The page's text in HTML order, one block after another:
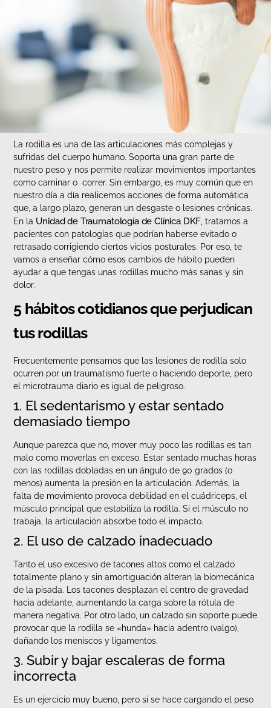
La rodilla es una de las articulaciones más complejas y
sufridas del cuerpo humano. Soporta una gran parte de
nuestro peso y nos permite realizar movimientos importantes
como caminar o correr. Sin embargo, es muy común que en
nuestro día a día realicemos acciones de forma automática
que, a largo plazo, generan un desgaste o lesiones crónicas.
En la Unidad de Traumatología de Clínica DKF , tratamos a
pacientes con patologías que podrían haberse evitado o
retrasado corrigiendo ciertos vicios posturales. Por eso, te
vamos a enseñar cómo esos cambios de hábito pueden
ayudar a que tengas unas rodillas mucho más sanas y sin
dolor.
5 hábitos cotidianos que perjudican
tus rodillas
Frecuentemente pensamos que las lesiones de rodilla solo
ocurren por un traumatismo fuerte o haciendo deporte, pero
el microtrauma diario es igual de peligroso.
1. El sedentarismo y estar sentado
demasiado tiempo
Aunque parezca que no, mover muy poco las rodillas es tan
malo como moverlas en exceso. Estar sentado muchas horas
con las rodillas dobladas en un ángulo de 90 grados (o
menos) aumenta la presión en la articulación. Además, la
falta de movimiento provoca debilidad en el cuádriceps, el
músculo principal que estabiliza la rodilla. Si el músculo no
trabaja, la articulación absorbe todo el impacto.
2. El uso de calzado inadecuado
Tanto el uso excesivo de tacones altos como el calzado
totalmente plano y sin amortiguación alteran la biomecánica
de la pisada. Los tacones desplazan el centro de gravedad
hacia adelante, aumentando la carga sobre la rótula de
manera negativa. Por otro lado, un calzado sin soporte puede
provocar que la rodilla se «hunda» hacia adentro (valgo),
dañando los meniscos y ligamentos.
3. Subir y bajar escaleras de forma
incorrecta
Es un ejercicio muy bueno, pero si se hace cargando el peso